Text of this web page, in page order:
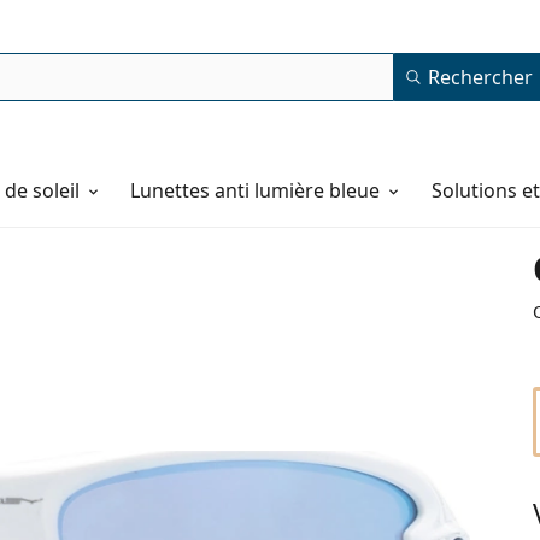
Rechercher
soleil Lunettes anti lumière bleue Solutions